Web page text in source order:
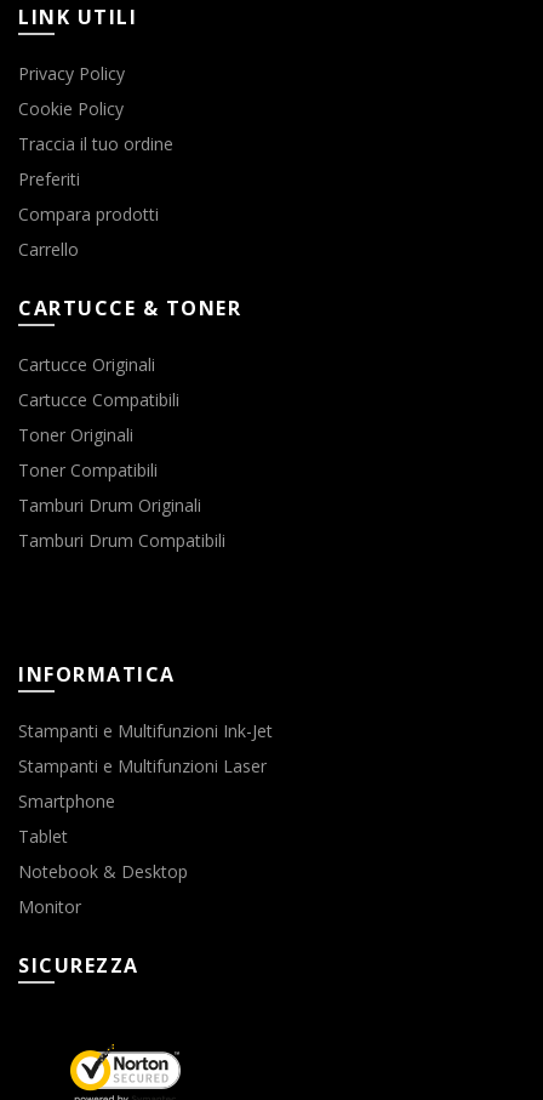
LINK UTILI
Privacy Policy
Cookie Policy
Traccia il tuo ordine
Preferiti
Compara prodotti
Carrello
CARTUCCE & TONER
Cartucce Originali
Cartucce Compatibili
Toner Originali
Toner Compatibili
Tamburi Drum Originali
Tamburi Drum Compatibili
INFORMATICA
Stampanti e Multifunzioni Ink-Jet
Stampanti e Multifunzioni Laser
Smartphone
Tablet
Notebook & Desktop
Monitor
SICUREZZA